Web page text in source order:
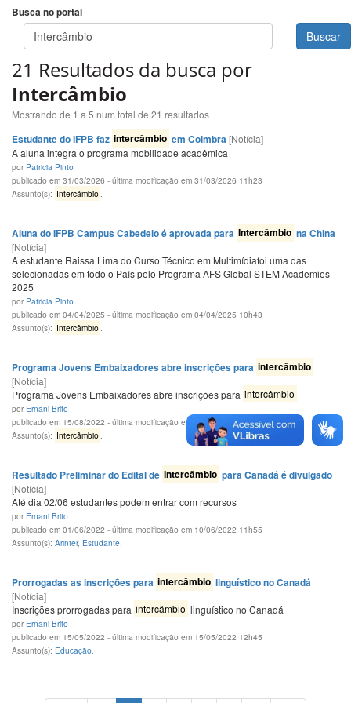
Busca no portal
Buscar
21 Resultados da busca por
Intercâmbio
Mostrando de 1 a 5 num total de 21 resultados
Estudante do IFPB faz intercâmbio em Coimbra[Notícia]
A aluna integra o programa mobilidade acadêmica
por Patricia Pinto
publicado em 31/03/2026 - última modificação em 31/03/2026 11h23
Assunto(s): Intercâmbio
Aluna do IFPB Campus Cabedelo é aprovada para Intercâmbio na China
[Notícia]
A estudante Raissa Lima do Curso Técnico em Multimídiafoi uma das
selecionadas em todo o País pelo Programa AFS Global STEM Academies
2025
por Patricia Pinto
publicado em 04/04/2025 - última modificação em 04/04/2025 10h43
Assunto(s): Intercâmbio
Programa Jovens Embaixadores abre inscrições para intercâmbio
[Notícia]
Programa Jovens Embaixadores abre inscrições para intercâmbio
por Ernani Brito
publicado em 15/08/2022 - última modificação em 15/08/2022 11h42
Assunto(s): Intercâmbio
Resultado Preliminar do Edital de Intercâmbio para Canadá é divulgado
[Notícia]
Até dia 02/06 estudantes podem entrar com recursos
por Ernani Brito
publicado em 01/06/2022 - última modificação em 10/06/2022 11h55
Assunto(s): Arinter, Estudante
Prorrogadas as inscrições para intercâmbio linguístico no Canadá
[Notícia]
Inscrições prorrogadas para intercâmbio linguístico no Canadá
por Ernani Brito
publicado em 15/05/2022 - última modificação em 15/05/2022 12h45
Assunto(s): Educação